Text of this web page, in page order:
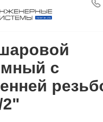
с
2"